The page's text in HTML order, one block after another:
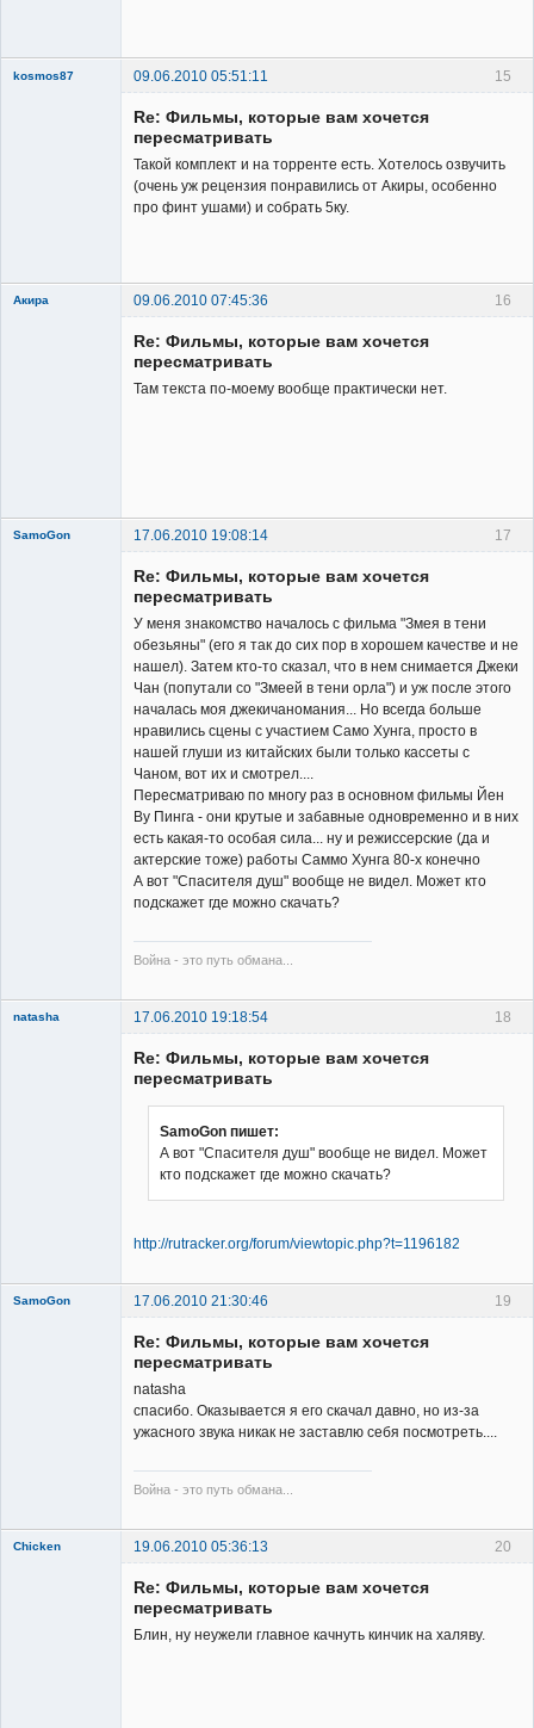
15
kosmos87 09.06.2010 05:51:11
Re: Фильмы, которые вам хочется
пересматривать
Такой комплект и на торренте есть. Хотелось озвучить
(очень уж рецензия понравились от Акиры, особенно
про финт ушами) и собрать 5ку.
16
Акира 09.06.2010 07:45:36
Re: Фильмы, которые вам хочется
пересматривать
Там текста по-моему вообще практически нет.
17
SamoGon 17.06.2010 19:08:14
Re: Фильмы, которые вам хочется
пересматривать
У меня знакомство началось с фильма "Змея в тени
обезьяны" (его я так до сих пор в хорошем качестве и не
нашел). Затем кто-то сказал, что в нем снимается Джеки
Чан (попутали со "Змеей в тени орла") и уж после этого
началась моя джекичаномания... Но всегда больше
нравились сцены с участием Само Хунга, просто в
нашей глуши из китайских были только кассеты с
Чаном, вот их и смотрел....
Пересматриваю по многу раз в основном фильмы Йен
Ву Пинга - они крутые и забавные одновременно и в них
есть какая-то особая сила... ну и режиссерские (да и
актерские тоже) работы Саммо Хунга 80-х конечно
А вот "Спасителя душ" вообще не видел. Может кто
подскажет где можно скачать?
Война - это путь обмана...
18
natasha 17.06.2010 19:18:54
Re: Фильмы, которые вам хочется
пересматривать
SamoGon пишет:
А вот "Спасителя душ" вообще не видел. Может
кто подскажет где можно скачать?
http://rutracker.org/forum/viewtopic.php?t=1196182
19
SamoGon 17.06.2010 21:30:46
Re: Фильмы, которые вам хочется
пересматривать
natasha
спасибо. Оказывается я его скачал давно, но из-за
ужасного звука никак не заставлю себя посмотреть....
Война - это путь обмана...
20
Chicken
19.06.2010 05:36:13
Re: Фильмы, которые вам хочется
пересматривать
Блин, ну неужели главное качнуть кинчик на халяву.